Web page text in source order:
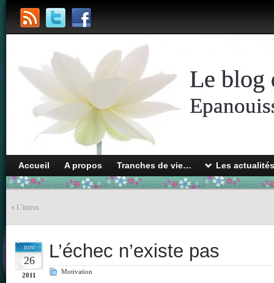
Le blog
Accueil A propos Tranches de vie… Les
« L’intrus
nov
26
2011
L’échec n’existe pas
Motivation